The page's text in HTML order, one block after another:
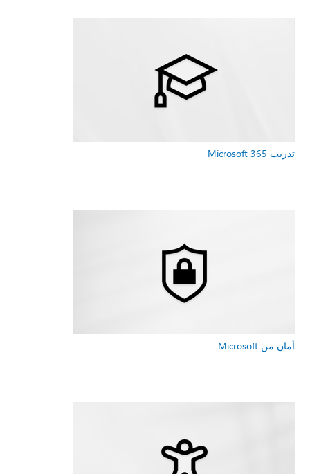
تدريب Microsoft 365
أمان من Microsoft